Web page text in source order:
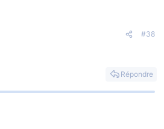
#38
Répondre